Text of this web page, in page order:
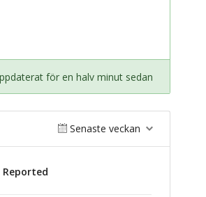
för en halv minut sedan
Senaste veckan